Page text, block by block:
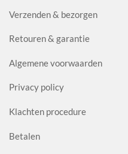
Verzenden & bezorgen
Retouren & garantie
Algemene voorwaarden
Privacy policy
Klachten procedure
Betalen